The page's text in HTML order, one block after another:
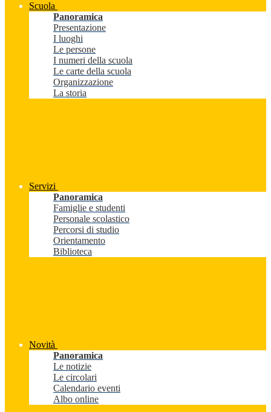
Scuola
Panoramica
Presentazione
I luoghi
Le persone
I numeri della scuola
Le carte della scuola
Organizzazione
La storia
Servizi
Panoramica
Famiglie e studenti
Personale scolastico
Percorsi di studio
Orientamento
Biblioteca
Novità
Panoramica
Le notizie
Le circolari
Calendario eventi
Albo online